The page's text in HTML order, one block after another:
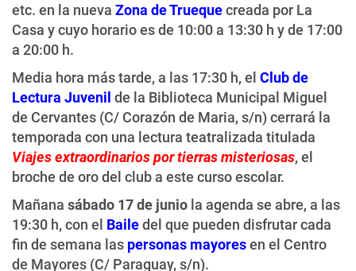
etc. en la nueva Zona de Truequecreada por La
Casa y cuyo horario es de 10:00 a 13:30 h y de 17:00
a 20:00 h.
Media hora más tarde, a las 17:30 h, el Club de
Lectura Juvenil de la Biblioteca Municipal Miguel
de Cervantes (C/ Corazón de Maria, s/n) cerrará la
temporada con una lectura teatralizada titulada
Viajes extraordinarios por tierras misteriosas, el
broche de oro del club a este curso escolar.
Mañana sábado 17 de junio la agenda se abre, a las
19:30 h, con el Bailedel que pueden disfrutar cada
fin de semana las personas mayoresen el Centro
de Mayores (C/ Paraguay, s/n).